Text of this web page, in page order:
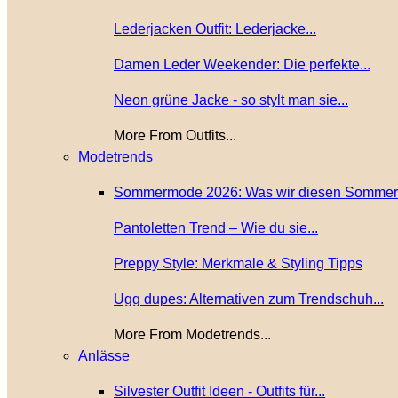
Lederjacken Outfit: Lederjacke...
Damen Leder Weekender: Die perfekte...
Neon grüne Jacke - so stylt man sie...
More From Outfits...
Modetrends
Sommermode 2026: Was wir diesen
Pantoletten Trend – Wie du sie...
Preppy Style: Merkmale & Styling Tipps
Ugg dupes: Alternativen zum Trendschuh...
More From Modetrends...
Anlässe
Silvester Outfit Ideen - Outfits für...